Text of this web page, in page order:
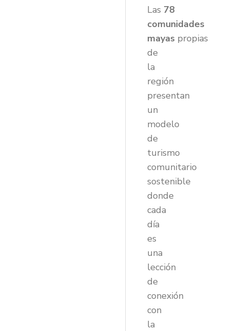
Las 78
comunidades
mayaspropias
de
la
región
presentan
un
modelo
de
turismo
comunitario
sostenible
donde
cada
día
es
una
lección
de
conexión
con
la